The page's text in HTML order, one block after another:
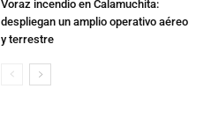
Voraz incendio en Calamuchita:
despliegan un amplio operativo aéreo
y terrestre